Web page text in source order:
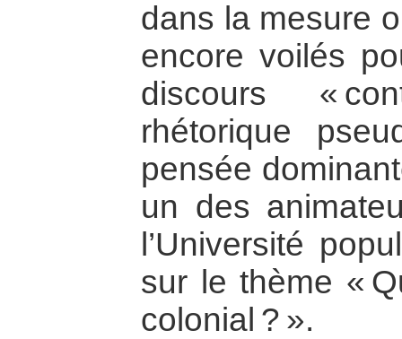
dans la mesure
encore voilés
discours «
rhétorique
pensée
un des
l’Université
sur le thème «
colonial ? ».